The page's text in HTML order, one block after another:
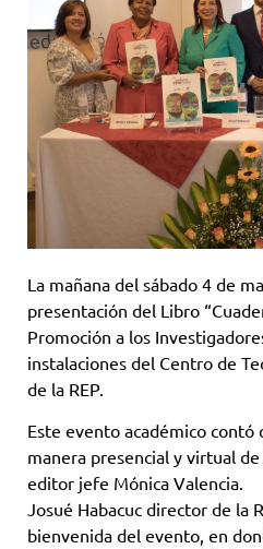
La mañana del sábado 4 de
presentación del Libro
Promoción a los
instalaciones del Centro de
de la REP.
Este evento académico contó
manera presencial y virtual
editor jefe Mónica Valencia.
Josué Habacuc director de la
bienvenida del evento, en